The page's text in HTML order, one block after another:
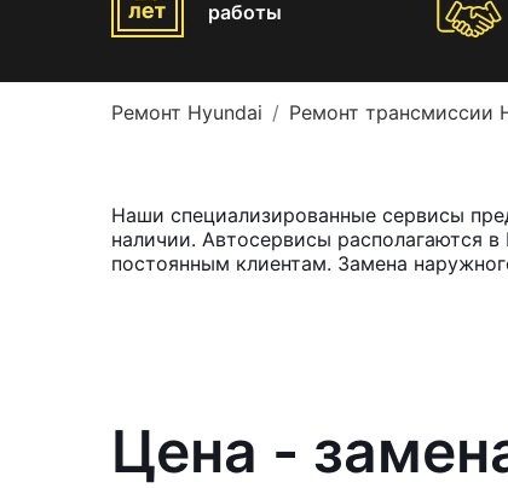
работы
Ремонт Hyundai Ремонт трансмиссии
Наши специализированные сервисы
наличии. Автосервисы располагаются
постоянным клиентам. Замена
Цена -